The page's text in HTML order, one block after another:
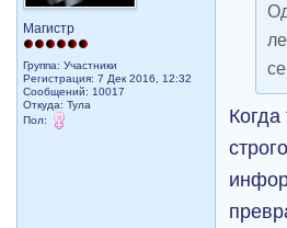
Магистр
Группа: Участники
Регистрация: 7 Дек 2016, 12:32
Сообщений: 10017
Откуда: Тула
Пол: